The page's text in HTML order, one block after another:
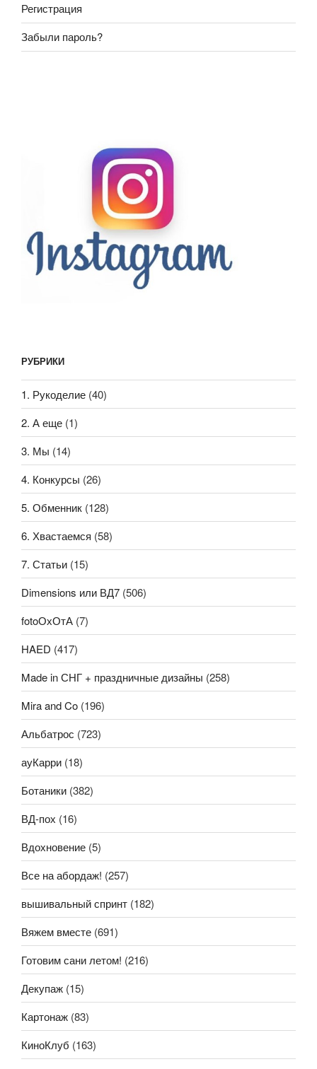
Регистрация
Забыли пароль?
РУБРИКИ
1. Рукоделие (40)
2. А еще (1)
3. Мы (14)
4. Конкурсы (26)
5. Обменник (128)
6. Хвастаемся (58)
7. Статьи (15)
Dimensions или ВД7 (506)
fotoОхОтА (7)
HAED (417)
Made in СНГ + праздничные дизайны (258)
Mira and Co (196)
Альбатрос (723)
ауКарри (18)
Ботаники (382)
ВД-пох (16)
Вдохновение (5)
Все на абордаж! (257)
вышивальный спринт (182)
Вяжем вместе (691)
Готовим сани летом! (216)
Декупаж (15)
Картонаж (83)
КиноКлуб (163)